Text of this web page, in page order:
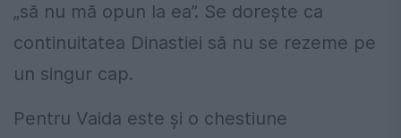
„să nu mă opun la ea”. Se dorește ca
continuitatea Dinastiei să nu se rezeme pe
un singur cap.
Pentru Vaida este și o chestiune